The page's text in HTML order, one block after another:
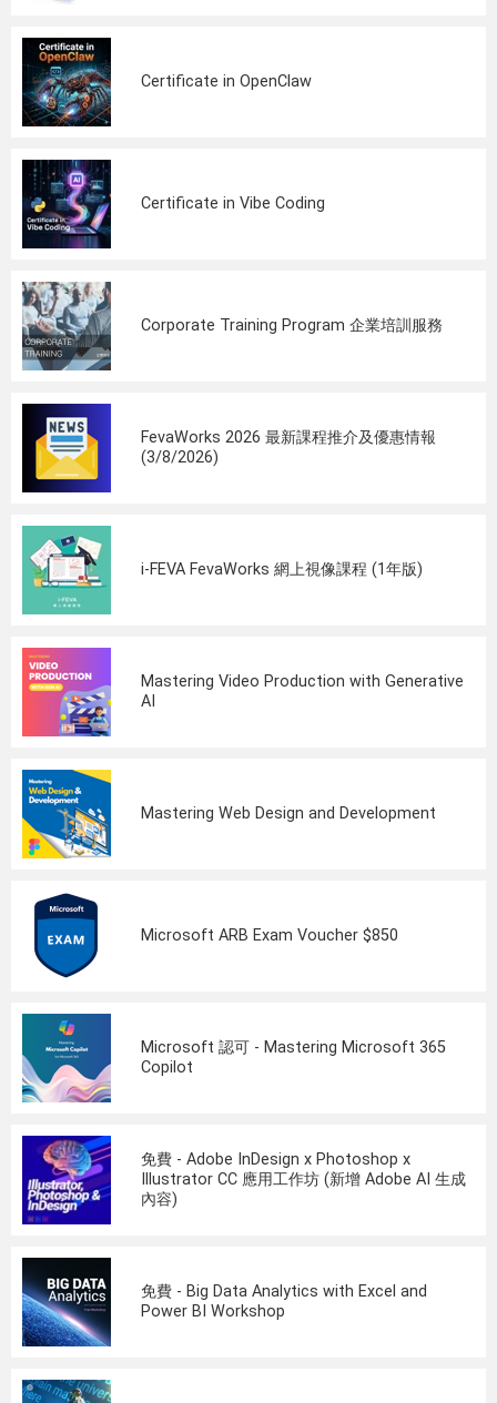
Certificate in OpenClaw
Certificate in Vibe Coding
Corporate Training Program 企業培訓服務
FevaWorks 2026 最新課程推介及優惠情報
(3/8/2026)
i-FEVA FevaWorks 網上視像課程 (1年版)
Mastering Video Production with Generative
AI
Mastering Web Design and Development
Microsoft ARB Exam Voucher $850
Microsoft 認可 - Mastering Microsoft 365
Copilot
免費 - Adobe InDesign x Photoshop x
Illustrator CC 應用工作坊 (新增 Adobe AI 生成
內容)
免費 - Big Data Analytics with Excel and
Power BI Workshop